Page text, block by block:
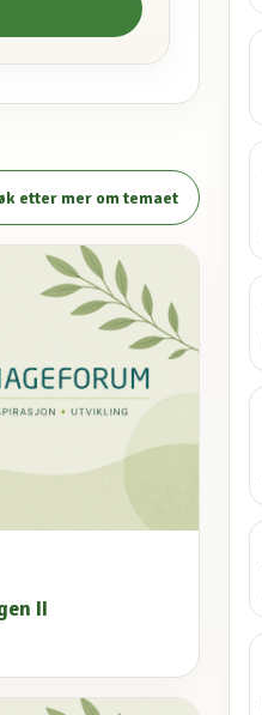
etter mer om temaet
II